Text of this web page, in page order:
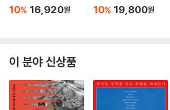
10% 16,920원 10% 19,800원
이 분야 신상품